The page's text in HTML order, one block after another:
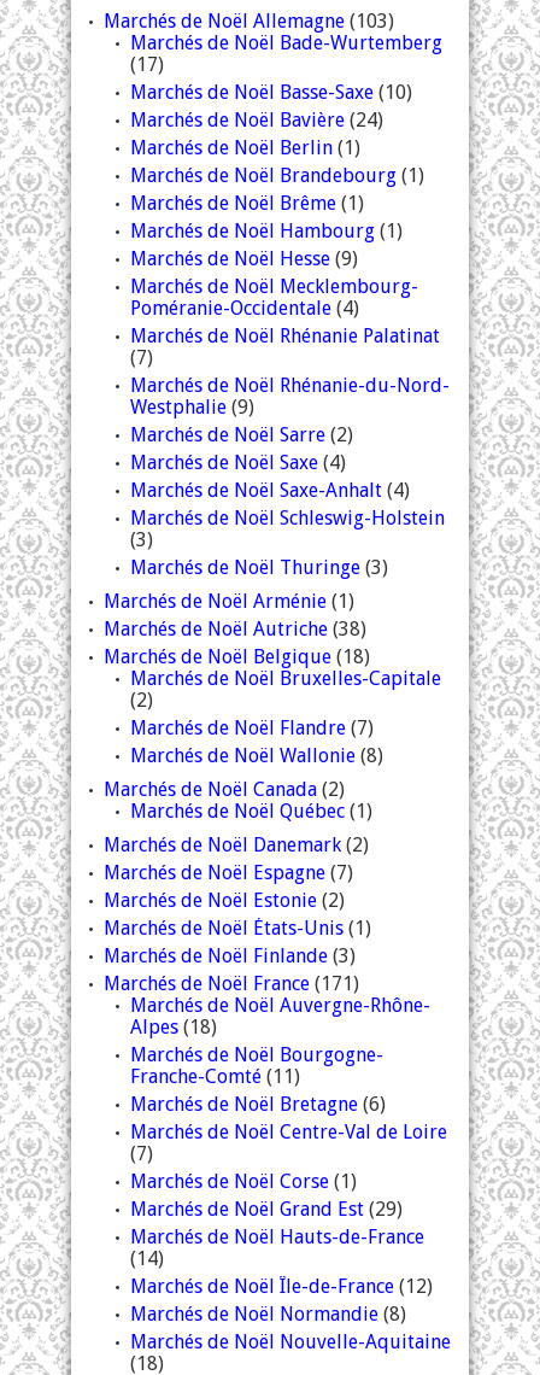
Marchés de Noël Allemagne (103)
Marchés de Noël Bade-Wurtemberg
(17)
Marchés de Noël Basse-Saxe (10)
Marchés de Noël Bavière (24)
Marchés de Noël Berlin (1)
Marchés de Noël Brandebourg (1)
Marchés de Noël Brême (1)
Marchés de Noël Hambourg (1)
Marchés de Noël Hesse (9)
Marchés de Noël Mecklembourg-
Poméranie-Occidentale (4)
Marchés de Noël Rhénanie Palatinat
(7)
Marchés de Noël Rhénanie-du-Nord-
Westphalie (9)
Marchés de Noël Sarre (2)
Marchés de Noël Saxe (4)
Marchés de Noël Saxe-Anhalt (4)
Marchés de Noël Schleswig-Holstein
(3)
Marchés de Noël Thuringe (3)
Marchés de Noël Arménie (1)
Marchés de Noël Autriche (38)
Marchés de Noël Belgique (18)
Marchés de Noël Bruxelles-Capitale
(2)
Marchés de Noël Flandre (7)
Marchés de Noël Wallonie (8)
Marchés de Noël Canada (2)
Marchés de Noël Québec (1)
Marchés de Noël Danemark (2)
Marchés de Noël Espagne (7)
Marchés de Noël Estonie (2)
Marchés de Noël États-Unis (1)
Marchés de Noël Finlande (3)
Marchés de Noël France (171)
Marchés de Noël Auvergne-Rhône-
Alpes (18)
Marchés de Noël Bourgogne-
Franche-Comté (11)
Marchés de Noël Bretagne (6)
Marchés de Noël Centre-Val de Loire
(7)
Marchés de Noël Corse (1)
Marchés de Noël Grand Est (29)
Marchés de Noël Hauts-de-France
(14)
Marchés de Noël Île-de-France (12)
Marchés de Noël Normandie (8)
Marchés de Noël Nouvelle-Aquitaine
(18)